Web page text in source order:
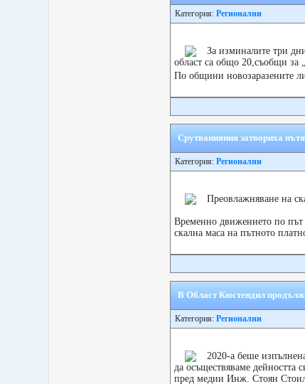
Категория: Регионални
За изминалите три
област са общо 20,съобщи за
По общини новозаразените
Срутванияния затвориха
Категория: Регионални
Преовлажняване на
Временно движението по път
скална маса на пътното
В Oбласт Кюстендил
Категория: Регионални
2020-а беше
да осъществяваме дейността
пред медии Инж. Стоян